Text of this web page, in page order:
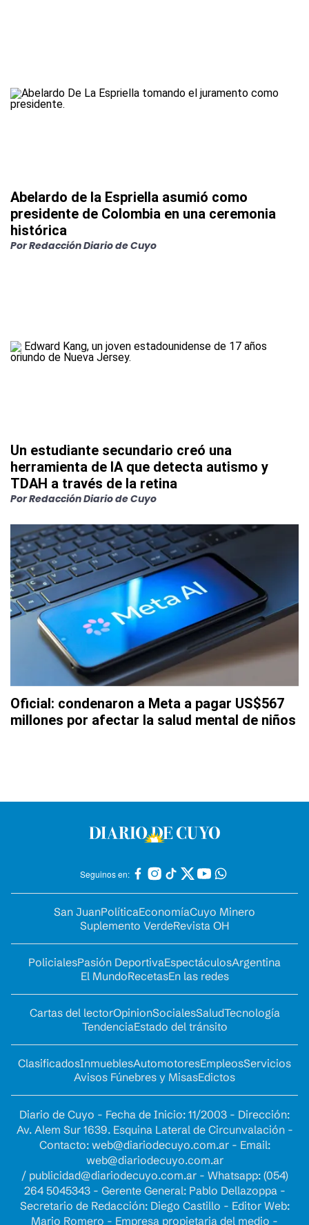
Abelardo de la Espriella asumió como
presidente de Colombia en una ceremonia
histórica
PorRedacción Diario de Cuyo
Un estudiante secundario creó una
herramienta de IA que detecta autismo y
TDAH a través de la retina
PorRedacción Diario de Cuyo
Oficial: condenaron a Meta a pagar US$567
millones por afectar la salud mental de niños
Seguinos en:
San JuanPolíticaEconomíaCuyo Minero
Suplemento VerdeRevista OH
PolicialesPasión DeportivaEspectáculosArgentina
El MundoRecetasEn las redes
Cartas del lectorOpinionSocialesSaludTecnología
TendenciaEstado del tránsito
ClasificadosInmueblesAutomotoresEmpleosServicios
Avisos Fúnebres y MisasEdictos
Diario de Cuyo - Fecha de Inicio: 11/2003 - Dirección:
Av. Alem Sur 1639. Esquina Lateral de Circunvalación -
Contacto: web@diariodecuyo.com.ar- Email:
web@diariodecuyo.com.ar
/ publicidad@diariodecuyo.com.ar- Whatsapp: (054)
264 5045343 - Gerente General: Pablo Dellazoppa -
Secretario de Redacción: Diego Castillo - Editor Web:
Mario Romero - Empresa propietaria del medio -